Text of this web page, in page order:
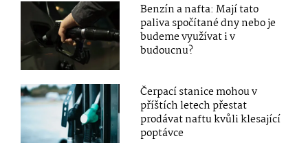
Benzín a nafta: Mají tato
paliva spočítané dny nebo je
budeme využívat i v
budoucnu?
Čerpací stanice mohou v
příštích letech přestat
prodávat naftu kvůli klesající
poptávce